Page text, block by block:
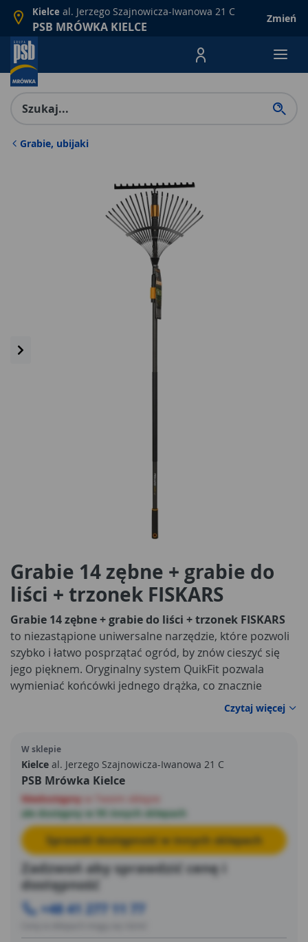
Kielce al. Jerzego Szajnowicza-Iwanowa 21 C
PSB MRÓWKA KIELCE
Zmień
Menu Produktów,
Grabie, ubijaki
Grabie 14 zębne + grabie do
liści + trzonek FISKARS
Grabie 14 zębne + grabie do liści + trzonek FISKARS
to niezastąpione uniwersalne narzędzie, które pozwoli
szybko i łatwo posprzątać ogród, by znów cieszyć się
jego pięknem. Oryginalny system QuikFit pozwala
wymieniać końcówki jednego drążka, co znacznie
ułatwia pracę i dodatkowo nie wymaga dużej ilości
trzonek FISKARS
Czytaj więcej
W sklepie
Kielce al. Jerzego Szajnowicza-Iwanowa 21 C
PSB Mrówka Kielce
Niedostępny
ale dostępny w 95 innych sklepach
Sprawdź dostępność w innych sklepach
Zadzwoń aby sprawdzić cenę i
dostępność
+48 41 277 11 77